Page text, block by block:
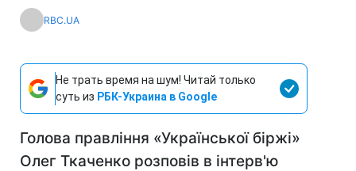
RBC.UA
Не трать время на шум! Читай только
суть из РБК-Украина в Google
Голова правління «Української біржі»
Олег Ткаченко розповів в інтерв'ю